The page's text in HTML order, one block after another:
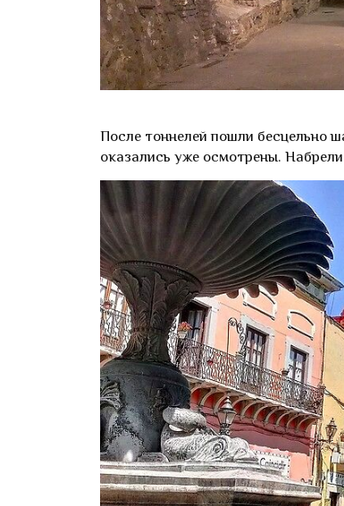
После тоннелей пошли бесцельно
оказались уже осмотрены.